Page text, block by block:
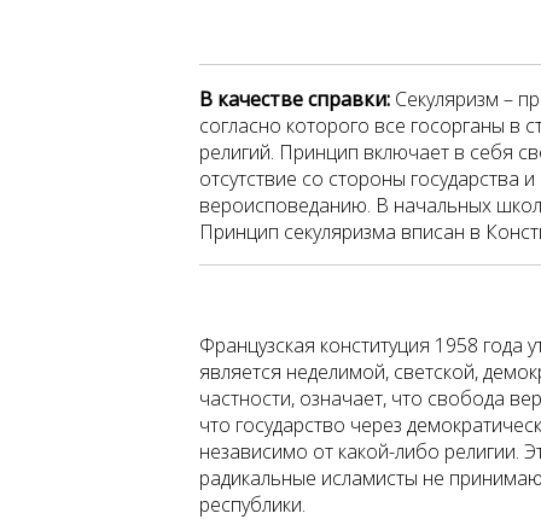
В качестве справки: Секуляризм –
согласно которого все госорганы в
религий. Принцип включает в себя
отсутствие со стороны
вероисповеданию. В начальных
Принцип секуляризма вписан в
Французская конституция 1958 года
является неделимой, светской,
частности, означает, что свобода
что государство через
независимо от какой-либо религии.
радикальные исламисты не
республики.